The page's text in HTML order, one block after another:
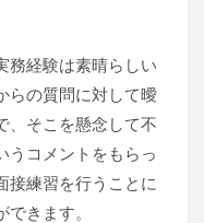
務経験は素晴らしい
らの質問に対して曖
、そこを懸念して不
うコメントをもらっ
接練習を行うことに
きます。